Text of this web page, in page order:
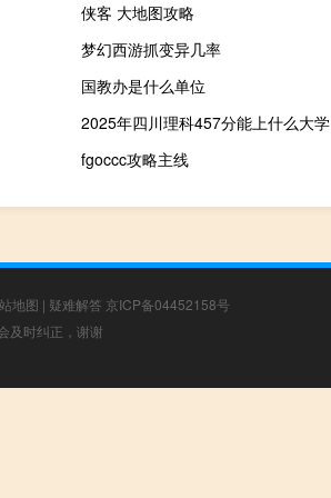
侠客 大地图攻略
梦幻西游抓变异几率
国教办是什么单位
2025年四川理科457分能上什么大学
fgoccc攻略主线
地图 | 疑难解答 京ICP备04452158号
及时纠正，谢谢